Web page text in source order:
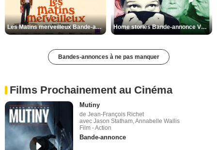
Les Matins merveilleux Bande-annonce VF Home stories Bande-annonce VO STFR
Bandes-annonces à ne pas manquer
Films Prochainement au Cinéma
Mutiny
de Jean-François Richet
avec Jason Statham, Annabelle Wallis
Film - Action
Bande-annonce